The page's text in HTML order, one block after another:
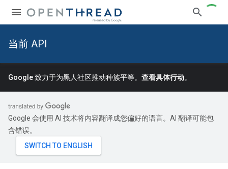
当前 API
Google 致力于为黑人社区推动种族平等。 查看具体行动。
Google 会使用 AI 技术将内容翻译成您偏好的语言。AI 翻译可能包
含错误。